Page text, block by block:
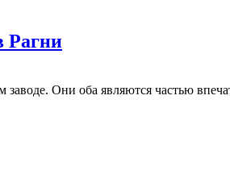
Рагни
Они оба являются частью